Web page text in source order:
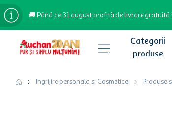
🚚 Până pe 31 august profită de livrare
Ingrijire personala si Cosmetice Produse